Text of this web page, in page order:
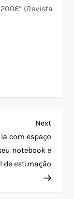
(Revista
Next
Post
Next
com espaço
notebook e
de estimação